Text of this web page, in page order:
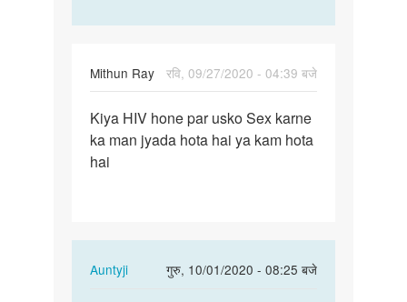
Mithun Ray
रवि, 09/27/2020 - 04:39 बजे
Kiya
HIV
hone
Kiya HIV hone par usko Sex karne
ka man jyada hota hai ya kam hota
hai
Auntyji
गुरु, 10/01/2020 - 08:25 बजे
In